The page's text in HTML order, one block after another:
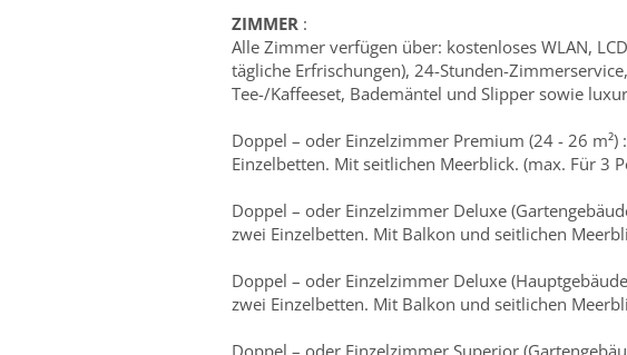
ZIMMER :
Alle Zimmer verfügen über: kostenloses WLAN,
tägliche Erfrischungen), 24-Stunden-
Tee-/Kaffeeset, Bademäntel und Slipper sowie
Doppel – oder Einzelzimmer Premium (24 - 26
Einzelbetten. Mit seitlichen Meerblick. (max. Für 3
Doppel – oder Einzelzimmer Deluxe
zwei Einzelbetten. Mit Balkon und seitlichen
Doppel – oder Einzelzimmer Deluxe
zwei Einzelbetten. Mit Balkon und seitlichen
Doppel – oder Einzelzimmer Superior